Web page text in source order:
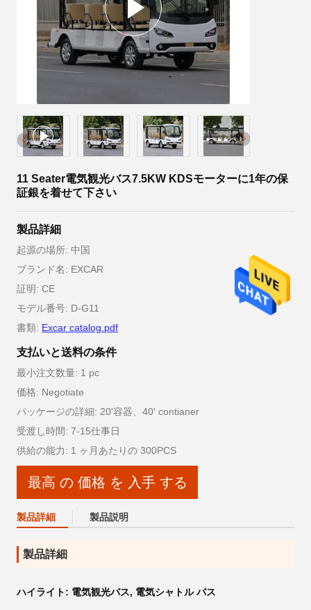
11 Seater電気観光バス7.5KW KDSモーターに1年の保
証銀を着せて下さい
製品詳細
起源の場所: 中国
ブランド名: EXCAR
証明: CE
モデル番号: D-G11
書類: Excar catalog.pdf
支払いと送料の条件
最小注文数量: 1 pc
価格: Negotiate
パッケージの詳細: 20'容器、40' contianer
受渡し時間: 7-15仕事日
供給の能力: 1 ヶ月あたりの 300PCS
最高 の 価格 を 入手 する
製品詳細 製品説明
製品詳細
ハイライト: 電気観光バス, 電気シャトル バス